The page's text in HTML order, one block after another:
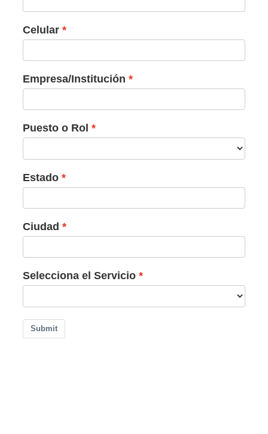
Celular
Empresa/Institución
Puesto o Rol
Estado
Ciudad
Selecciona el Servicio
Submit